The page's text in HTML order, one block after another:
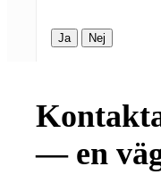
Ja Nej
— en